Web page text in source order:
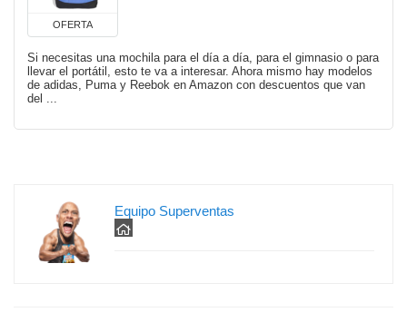
OFERTA
Si necesitas una mochila para el día a día, para el gimnasio o para
llevar el portátil, esto te va a interesar. Ahora mismo hay modelos
de adidas, Puma y Reebok en Amazon con descuentos que van
del ...
Equipo Superventas